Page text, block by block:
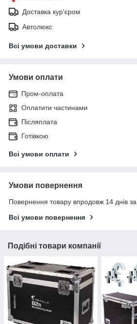
Доставка кур'єром
Автолюкс
Всі умови доставки
Умови оплати
Пром-оплата
Оплатити частинами
Післяплата
Готівкою
Всі умови оплати
Умови повернення
Повернення товару впродовж 14 днів
Всі умови повернення
Подібні товари компанії